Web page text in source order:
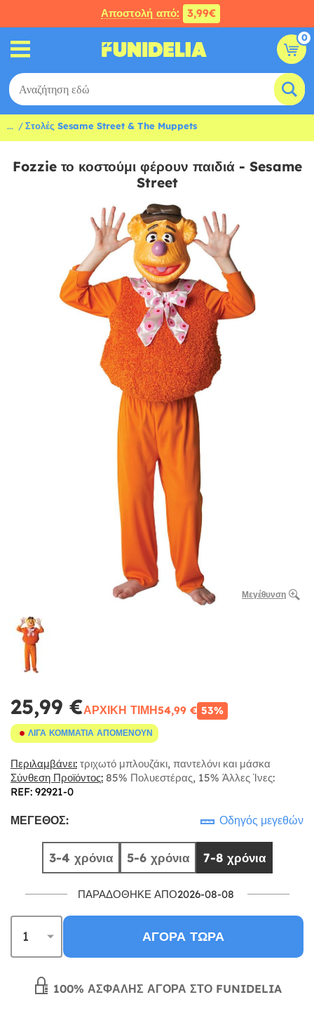
Αποστολή από: 3,99€
0
... Στολές Sesame Street & The Muppets
Fozzie το κοστούμι φέρουν παιδιά - Sesame
Street
Μεγέθυνση
25,99 €ΑΡΧΙΚΉ ΤΙΜΉ54,99 € 53%
ΛΊΓΑ ΚΟΜΜΆΤΙΑ ΑΠΟΜΈΝΟΥΝ
Περιλαμβάνει: τριχωτό μπλουζάκι, παντελόνι και μάσκα
Σύνθεση Προϊόντος: 85% Πολυεστέρας, 15% Άλλες Ίνες:
REF: 92921-0
ΜΈΓΕΘΟΣ: Οδηγός μεγεθών
3-4 χρόνια 5-6 χρόνια 7-8 χρόνια
ΠΑΡΑΔΌΘΗΚΕ ΑΠΌ2026-08-08
ΑΓΟΡΆ ΤΏΡΑ
100% ΑΣΦΑΛΉΣ ΑΓΟΡΆ ΣΤΟ FUNIDELIA